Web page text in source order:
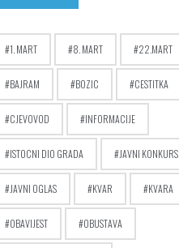
1. MART 8. MART 22.MART
BAJRAM BOZIC CESTITKA
CJEVOVOD INFORMACIJE
ISTOCNI DIO GRADA JAVNI KONKURS
JAVNI OGLAS KVAR KVARA
OBAVIJEST OBUSTAVA